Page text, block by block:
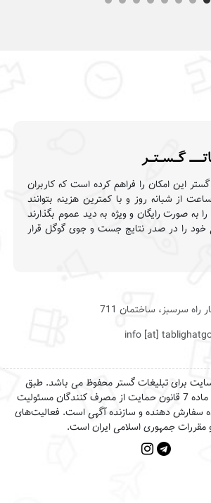
این امکان را فراهم کرده است که کاربران
به راحتی و در 24 ساعت از شبانه روز و با کمترین هزینه بتوانند
به صورت رایگان و ویژه به دید عموم بگذارند
خود را در صدر نتایج جست و جوی گوگل قرار
راه سرسبز، ساختمان 711
info [at]
برای تبلیغات گستر محفوظ می باشد. طبق
ماده 3 آیین نامه اجرایی ماده 7 قانون حمایت از مصرف کنندگان مسئولیت
سفارش دهنده و سازنده آگهی است. فعالیت‌های
مقررات جمهوری اسلامی ایران است.